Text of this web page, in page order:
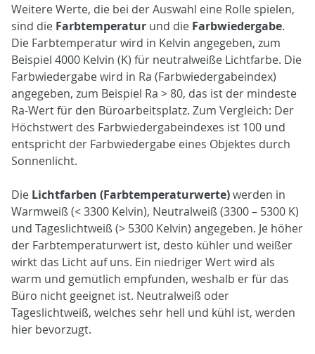
Weitere Werte, die bei der Auswahl eine Rolle spielen,
sind die Farbtemperatur und die Farbwiedergabe.
Die Farbtemperatur wird in Kelvin angegeben, zum
Beispiel 4000 Kelvin (K) für neutralweiße Lichtfarbe. Die
Farbwiedergabe wird in Ra (Farbwiedergabeindex)
angegeben, zum Beispiel Ra > 80, das ist der mindeste
Ra-Wert für den Büroarbeitsplatz. Zum Vergleich: Der
Höchstwert des Farbwiedergabeindexes ist 100 und
entspricht der Farbwiedergabe eines Objektes durch
Sonnenlicht.
Die Lichtfarben (Farbtemperaturwerte)werden in
Warmweiß (< 3300 Kelvin), Neutralweiß (3300 – 5300 K)
und Tageslichtweiß (> 5300 Kelvin) angegeben. Je höher
der Farbtemperaturwert ist, desto kühler und weißer
wirkt das Licht auf uns. Ein niedriger Wert wird als
warm und gemütlich empfunden, weshalb er für das
Büro nicht geeignet ist. Neutralweiß oder
Tageslichtweiß, welches sehr hell und kühl ist, werden
hier bevorzugt.